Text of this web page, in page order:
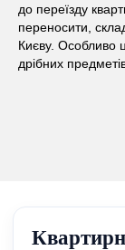
до переїзду
переносити,
Києву. Особливо
дрібних